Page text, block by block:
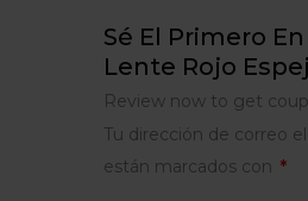
Sé El Primero
Lente Rojo
Review now to get
Tu dirección de correo
están marcados con *